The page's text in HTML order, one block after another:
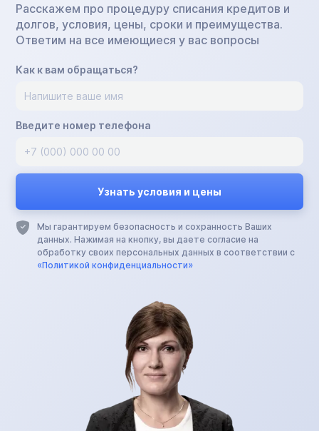
Расскажем про процедуру списания кредитов и
долгов, условия, цены, сроки и преимущества.
Ответим на все имеющиеся у вас вопросы
Как к вам обращаться?
Введите номер телефона
Мы гарантируем безопасность и сохранность Ваших
данных. Нажимая на кнопку, вы даете согласие на
обработку своих персональных данных в соответствии с
«Политикой конфиденциальности»